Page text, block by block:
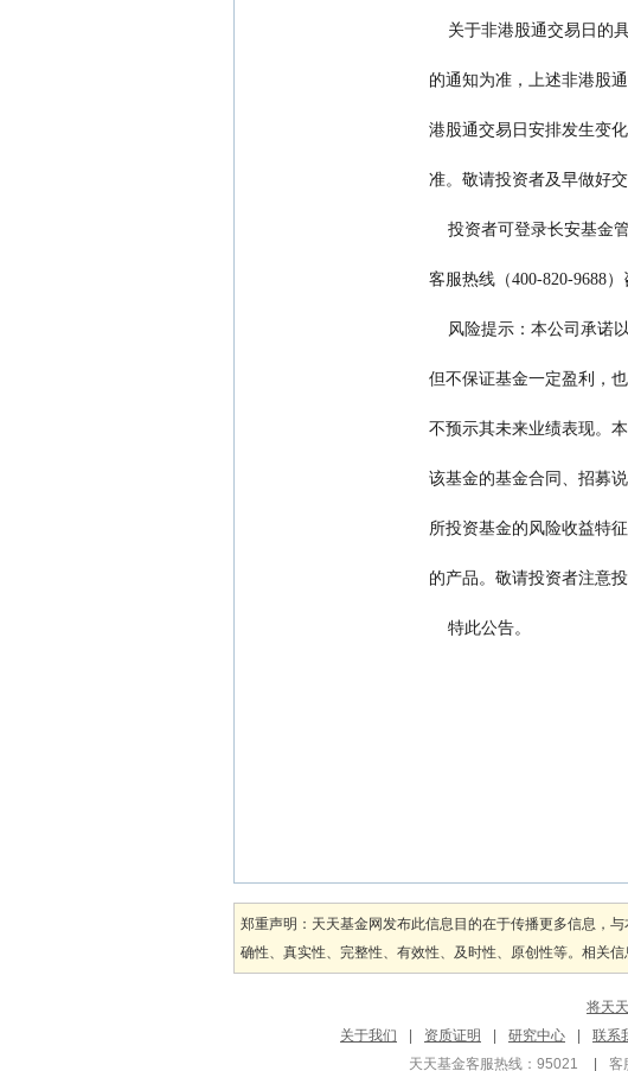
关于非
的通知为准，
港股通交易日
准。敬请投资者
投资者
客服热线（400-820-
风险提
但不保证基金
不预示其未来
该基金的基金
所投资基金的
的产品。敬请投资者注
                    特此公告。
郑重声明：天天基金网发布此信息目的在于传播更多信息，
确性、真实性、完整性、有效性、及时性、原创性等。相关
将天
关于我们
资质证明 研究中心 联系
天天基金客服热线：95021
客